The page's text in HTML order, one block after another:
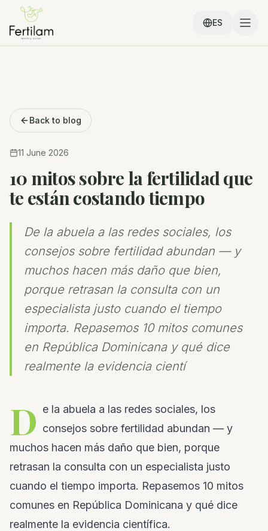
ES
Back to blog
11 June 2026
10 mitos sobre la fertilidad que
te están costando tiempo
De la abuela a las redes sociales, los
consejos sobre fertilidad abundan — y
muchos hacen más daño que bien,
porque retrasan la consulta con un
especialista justo cuando el tiempo
importa. Repasemos 10 mitos comunes
en República Dominicana y qué dice
realmente la evidencia cientí
D e la abuela a las redes sociales, los
consejos sobre fertilidad abundan — y
muchos hacen más daño que bien, porque
retrasan la consulta con un especialista justo
cuando el tiempo importa. Repasemos 10 mitos
comunes en República Dominicana y qué dice
realmente la evidencia científica.